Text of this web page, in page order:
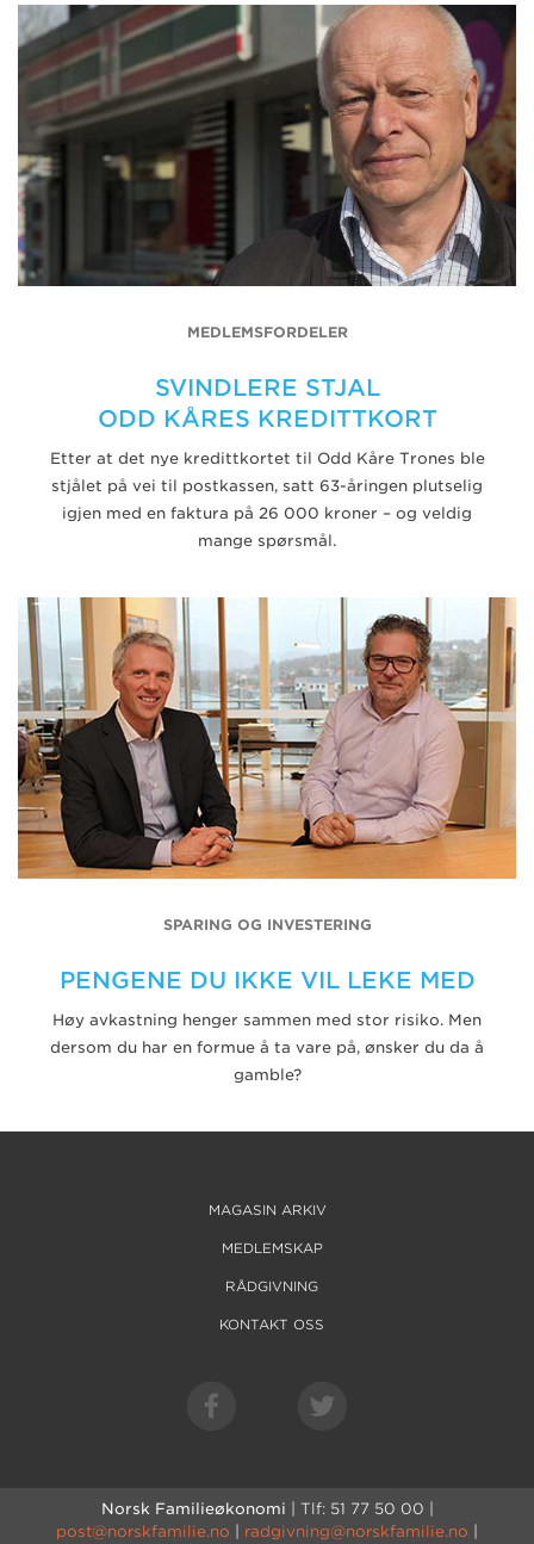
MEDLEMSFORDELER
SVINDLERE STJAL
ODD KÅRES KREDITTKORT
Etter at det nye kredittkortet til Odd Kåre Trones ble
stjålet på vei til postkassen, satt 63-åringen plutselig
igjen med en faktura på 26 000 kroner – og veldig
mange spørsmål.
SPARING OG INVESTERING
PENGENE DU IKKE VIL LEKE MED
Høy avkastning henger sammen med stor risiko. Men
dersom du har en formue å ta vare på, ønsker du da å
gamble?
MAGASIN ARKIV
MEDLEMSKAP
RÅDGIVNING
KONTAKT OSS
Norsk Familieøkonomi | Tlf: 51 77 50 00 |
post@norskfamilie.no
radgivning@norskfamilie.no